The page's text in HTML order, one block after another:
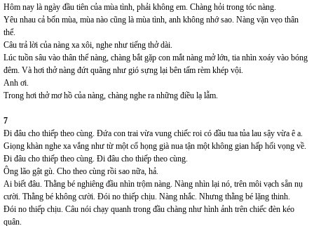
Hôm nay là ngày đầu tiên của mùa tình, phải không em. Chàng hỏi trong tóc nàng.
Yêu nhau cả bốn mùa, mùa nào cũng là mùa tình, anh không nhớ sao. Nàng vặn vẹo thân
thể.
Câu trả lời của nàng xa xôi, nghe như tiếng thở dài.
Lúc tuồn sâu vào thân thể nàng, chàng bắt gặp con mắt nàng mở lớn, tia nhìn xoáy vào bóng
đêm. Và hơi thở nàng đứt quãng như gió sựng lại bên tấm rèm khép vội.
Anh ơi.
Trong hơi thở mơ hồ của nàng, chàng nghe ra những điều lạ lẫm.
7
Đi đâu cho thiếp theo cùng. Đứa con trai vừa vung chiếc roi có đầu tua tủa lau sậy vừa ê a.
Giọng khàn nghe xa vắng như từ một cổ họng già nua tận một không gian hấp hối vọng về.
Đi đâu cho thiếp theo cùng. Đi đâu cho thiếp theo cùng.
Ông lão gật gù. Cho theo cùng rồi sao nữa, hả.
Ai biết đâu. Thằng bé nghiêng đầu nhìn trộm nàng. Nàng nhìn lại nó, trên môi vạch sẵn nụ
cười. Thằng bé không cười. Đói no thiếp chịu. Nàng nhắc. Nhưng thằng bé lặng thinh.
Đói no thiếp chịu. Câu nói chạy quanh trong đầu chàng như hình ảnh trên chiếc đèn kéo
quân.